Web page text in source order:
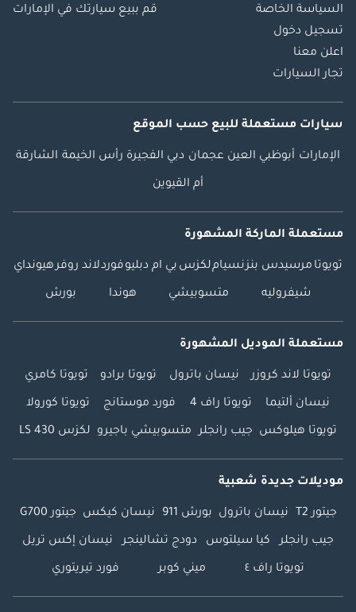
السياسة الخاصة
تسجيل دخول
اعلن معنا
تجار السيارات
قم ببيع سيارتك في الإمارات
سيارات مستعملة للبيع حسب الموقع
الإمارات أبوظبي العين عجمان دبي الفجيرة رأس الخيمة الشارقة
أم القيوين
مستعملة الماركة المشهورة
تويوتا مرسيدس بنزنسياملكزس بي ام دبليوفوردلاند روفرهيونداي
شيفروليه متسوبيشي هوندا بورش
مستعملة الموديل المشهورة
تويوتا لاند كروزر نيسان باترول تويوتا برادو تويوتا كامري
نيسان ألتيما تويوتا راف 4 فورد موستانج تويوتا كورولا
تويوتا هيلوكس جيب رانجلر متسوبيشي باجيرو لكزس LS 430
موديلات جديدة شعبية
جيتور T2 نيسان باترول بورش 911 نيسان كيكس جيتور G700
جيب رانجلر كيا سيلتوس دودج تشالينجر نيسان إكس تريل
تويوتا راف ٤ ميني كوبر فورد تيريتوري